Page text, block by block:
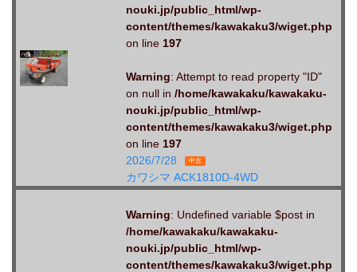
nouki.jp/public_html/wp-
content/themes/kawakaku3/wiget.php
on line 197
Warning: Attempt to read property "ID"
on null in /home/kawakaku/kawakaku-
nouki.jp/public_html/wp-
content/themes/kawakaku3/wiget.php
on line 197
2026/7/28
中古
カワシマ ACK1810D-4WD
Warning: Undefined variable $post in
/home/kawakaku/kawakaku-
nouki.jp/public_html/wp-
content/themes/kawakaku3/wiget.php